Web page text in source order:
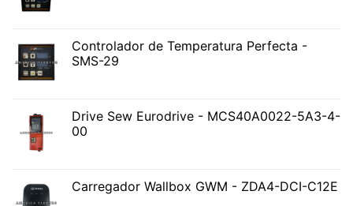
Controlador de Temperatura Perfecta -
SMS-29
Drive Sew Eurodrive - MCS40A0022-5A3-4-
00
Carregador Wallbox GWM - ZDA4-DCI-C12E